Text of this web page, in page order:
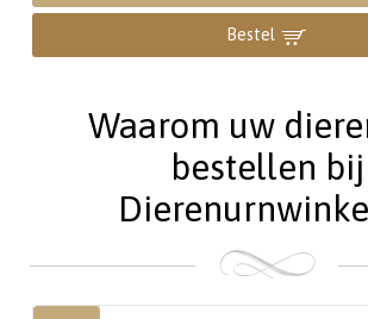
Bestel
Waarom uw
bestellen bij